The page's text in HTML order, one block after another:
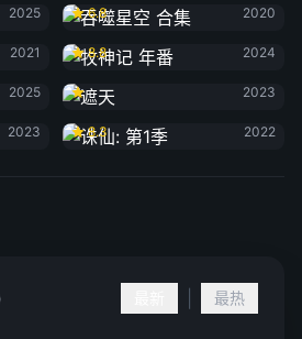
2025
6.8
2020
2021
牧神记 年番
8.8
2024
2025
遮天
2023
2023
诛仙: 第1季
8.3
2022
最热